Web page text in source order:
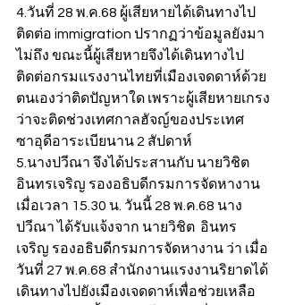
4.วันที่ 28 พ.ค.68 ผู้เสียหายได้เดินทางไป
ติดต่อ immigration ปรากฏว่าข้อมูลยังมา
ไม่ถึง ขณะนี้ผู้เสียหายจึงได้เดินทางไป
ติดต่อกรมแรงงานไทยที่เมืองเจดดาห์ด้วย
ตนเองว่าติดปัญหาใด เพราะผู้เสียหายเกรง
ว่าจะติดช่วงเทศกาลฮัจญ์ของประเทศ
ซาอุดีอาระเบียนาน 2 สัปดาห์
5.นางปวีณา จึงได้ประสานกับ นายวิชิต
อินทรเจริญ รองอธิบดีกรมการจัดหางาน
เมื่อเวลา 15.30 น. วันนี้ 28 พ.ค.68 นาง
ปวีณา ได้รับแจ้งจาก นายวิชิต  อินทร
เจริญ รองอธิบดีกรมการจัดหางาน ว่า เมื่อ
วันที่ 27 พ.ค.68 สำนักงานแรงงานริยาดได้
เดินทางไปยังเมืองเจดดาห์เพื่อช่วยเหลือ